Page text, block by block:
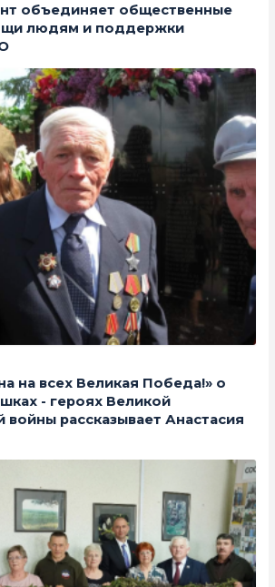
объединяет общественные
людям и поддержки
на всех Великая Победа!» о
- героях Великой
войны рассказывает Анастасия